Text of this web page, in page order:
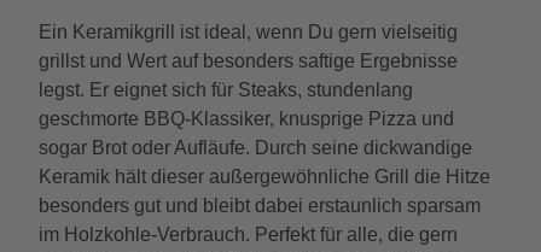
Ein Keramikgrill ist ideal, wenn Du gern vielseitig
grillst und Wert auf besonders saftige Ergebnisse
legst. Er eignet sich für Steaks, stundenlang
geschmorte BBQ-Klassiker, knusprige Pizza und
sogar Brot oder Aufläufe. Durch seine dickwandige
Keramik hält dieser außergewöhnliche Grill die Hitze
besonders gut und bleibt dabei erstaunlich sparsam
im Holzkohle-Verbrauch. Perfekt für alle, die gern